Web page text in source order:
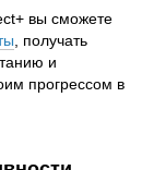
вы сможете
, получать
и
прогрессом в